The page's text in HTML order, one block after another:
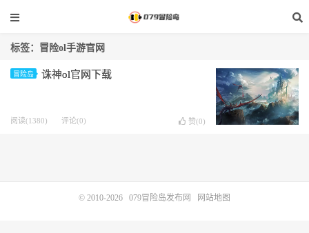
标签：冒险ol手游官网
冒险岛 诛神ol官网下载
阅读(1380) 评论(0) 赞(0)
© 2010-2026 079冒险岛发布网 网站地图